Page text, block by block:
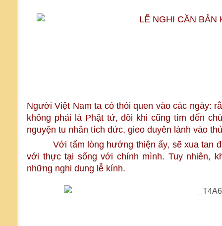
Người Việt Nam ta có thói quen vào các ngày:
không phải là Phật tử, đôi khi cũng tìm đến
nguyện tu nhân tích đức, gieo duyên lành vào
Với tấm lòng hướng thiện ấy, sẽ xua tan đi
với thực tại sống với chính mình. Tuy nhiên,
những nghi dung lễ kính.